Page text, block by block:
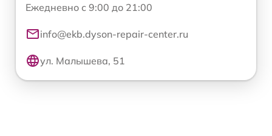
Ежедневно с 9:00 до 21:00
info@ekb.dyson-repair-center.ru
ул. Малышева, 51